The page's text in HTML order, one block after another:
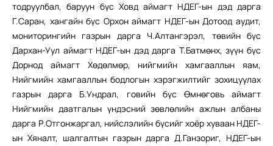
тодруулбал, баруун бүс Ховд аймагт НДЕГ-ын дэд дарга
Г.Саран, хангайн бүс Орхон аймагт НДЕГ-ын Дотоод аудит,
мониторингийн газрын дарга Ч.Алтангэрэл, төвийн бүс
Дархан-Уул аймагт НДЕГ-ын дэд дарга Т.Батмөнх, зүүн бүс
Дорнод аймагт Хөдөлмөр, нийгмийн хамгааллын яам,
Нийгмийн хамгааллын бодлогын хэрэгжилтийг зохицуулах
газрын дарга Б.Ундрал, говийн бүс Өмнөговь аймагт
Нийгмийн даатгалын үндэсний зөвлөлийн ажлын албаны
дарга Р.Отгонжаргал, нийслэлийн бүсийг хоёр хуваан НДЕГ-
ын Хяналт, шалгалтын газрын дарга Д.Ганзориг, НДЕГ-ын